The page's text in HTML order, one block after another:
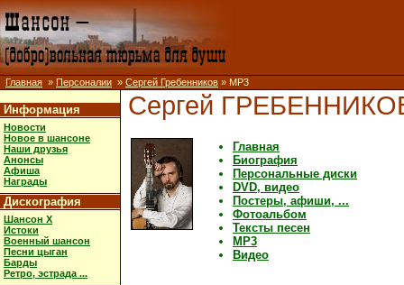
Главная » Персоналии » Сергей Гребенников » MP3
Информация
Новости
Новое в шансоне
Наши друзья
Анонсы
Афиша
Награды
Дискография
Шансон X
Истоки
Военный шансон
Песни цыган
Барды
Ретро, эстрада ...
Сергей
Главная
Биография
Персональные диски
DVD, видео
Постеры, афиши, ...
Фотоальбом
Тексты песен
MP3
Видео